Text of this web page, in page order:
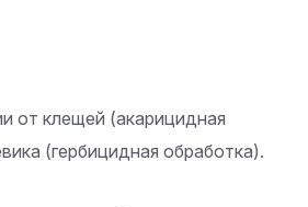
от клещей (акарицидная
(гербицидная обработка).